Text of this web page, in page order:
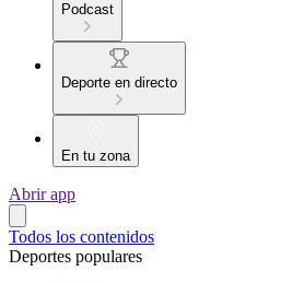
Podcast
Deporte en directo
En tu zona
Abrir app
Todos los contenidos
Deportes populares